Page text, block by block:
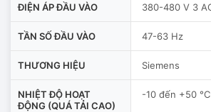
ĐIỆN ÁP ĐẦU VÀO 380-480 V 3
TẦN SỐ ĐẦU VÀO 47-63 Hz
THƯƠNG HIỆU Siemens
NHIỆT ĐỘ HOẠT
ĐỘNG (QUÁ TẢI CAO)
-10 đến +50 °C